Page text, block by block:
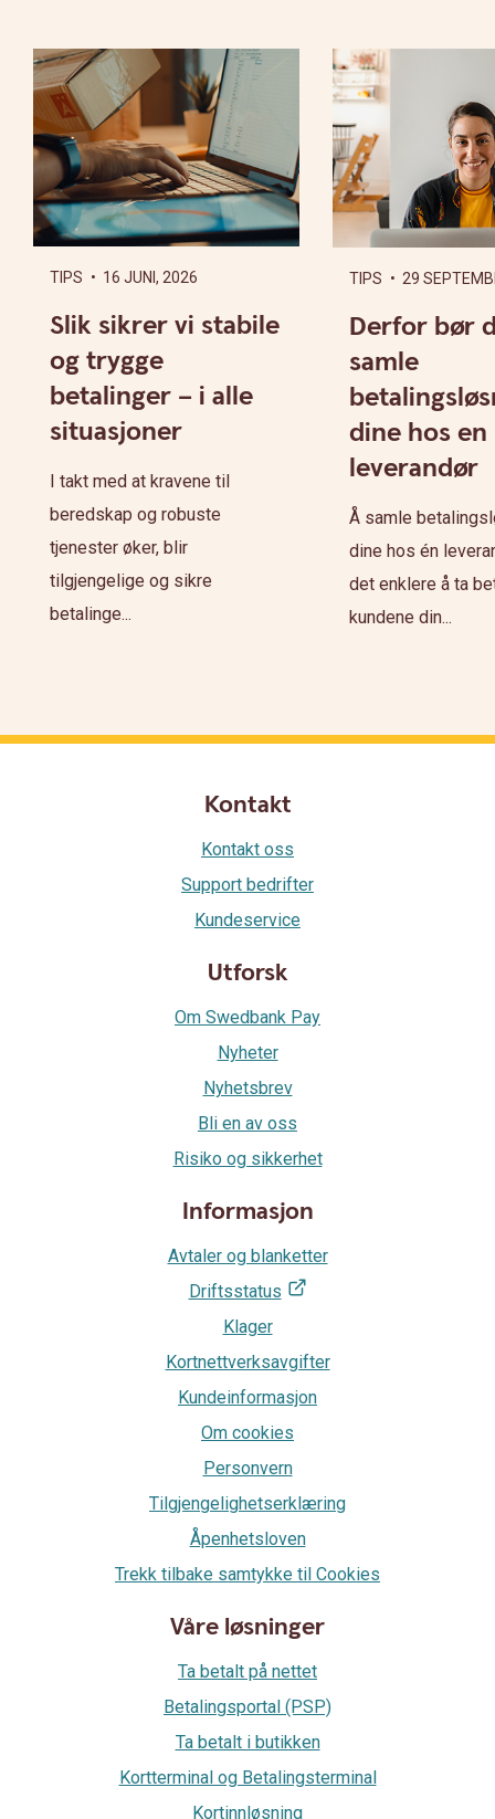
TIPS • 16 JUNI, 2026
Slik sikrer vi stabile
og trygge
betalinger – i alle
situasjoner
I takt med at kravene til
beredskap og robuste
tjenester øker, blir
tilgjengelige og sikre
betalinge...
TIPS • 29
Derfor bør
samle
dine hos en
leverandør
Å samle
dine hos én
det enklere å ta
kundene din...
Kontakt
Kontakt oss
Support bedrifter
Kundeservice
Utforsk
Om Swedbank Pay
Nyheter
Nyhetsbrev
Bli en av oss
Risiko og sikkerhet
Informasjon
Avtaler og blanketter
Driftsstatus
Klager
Kortnettverksavgifter
Kundeinformasjon
Om cookies
Personvern
Tilgjengelighetserklæring
Åpenhetsloven
Trekk tilbake samtykke til Cookies
Våre løsninger
Ta betalt på nettet
Betalingsportal (PSP)
Ta betalt i butikken
Kortterminal og Betalingsterminal
Kortinnløsning